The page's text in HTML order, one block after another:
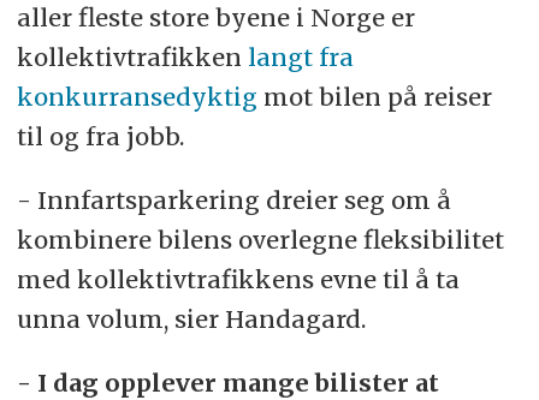
aller fleste store byene i Norge er
kollektivtrafikken langt fra
konkurransedyktig mot bilen på reiser
til og fra jobb.
- Innfartsparkering dreier seg om å
kombinere bilens overlegne fleksibilitet
med kollektivtrafikkens evne til å ta
unna volum, sier Handagard.
- I dag opplever mange bilister at